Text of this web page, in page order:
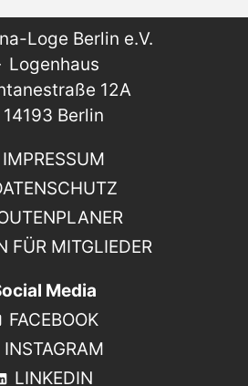
Loge Berlin e.V.
Logenhaus
12A
14193 Berlin
IMPRESSUM
FÜR MITGLIEDER
Media
FACEBOOK
INSTAGRAM
LINKEDIN